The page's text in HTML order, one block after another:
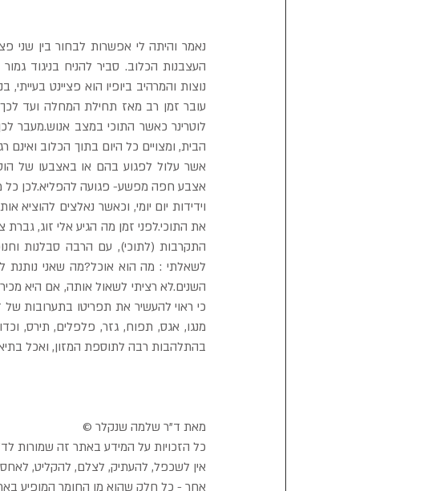
בהתלהבות רבה לתוספת המזון, ואכל
מאת ד"ר שלמה שנקלר ©
כל הזכויות על המידע באתר זה שמורות
אין לשכפל, להעתיק, לצלם, להקליט,
אחר - כל חלק שהוא מן החומר המופיע